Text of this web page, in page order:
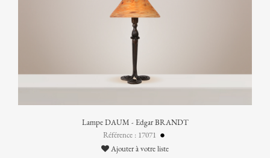
Lampe DAUM - Edgar BRANDT
Référence : 17071
Ajouter à votre liste